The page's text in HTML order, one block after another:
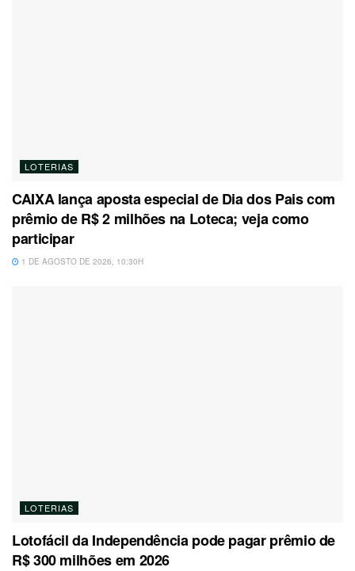
LOTERIAS
CAIXA lança aposta especial de Dia dos Pais com
prêmio de R$ 2 milhões na Loteca; veja como
participar
1 DE AGOSTO DE 2026, 10:30H
LOTERIAS
Lotofácil da Independência pode pagar prêmio de
R$ 300 milhões em 2026